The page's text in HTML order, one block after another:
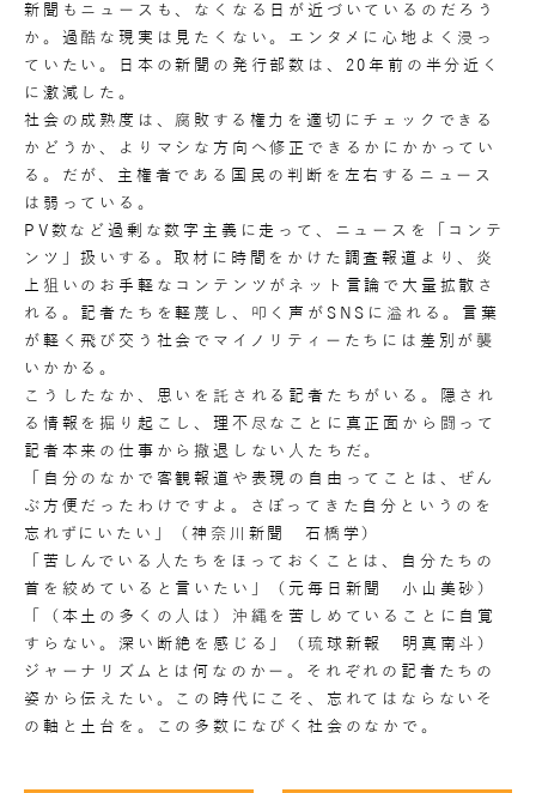
新聞もニュースも、なくなる日が近づいているのだろう
か。過酷な現実は見たくない。エンタメに心地よく浸っ
ていたい。日本の新聞の発行部数は、20年前の半分近く
に激減した。
社会の成熟度は、腐敗する権力を適切にチェックできる
かどうか、よりマシな方向へ修正できるかにかかってい
る。だが、主権者である国民の判断を左右するニュース
は弱っている。
PV数など過剰な数字主義に走って、ニュースを「コンテ
ンツ」扱いする。取材に時間をかけた調査報道より、炎
上狙いのお手軽なコンテンツがネット言論で大量拡散さ
れる。記者たちを軽蔑し、叩く声がSNSに溢れる。言葉
が軽く飛び交う社会でマイノリティーたちには差別が襲
いかかる。
こうしたなか、思いを託される記者たちがいる。隠され
る情報を掘り起こし、理不尽なことに真正面から闘って
記者本来の仕事から撤退しない人たちだ。
「自分のなかで客観報道や表現の自由ってことは、ぜん
ぶ方便だったわけですよ。さぼってきた自分というのを
忘れずにいたい」（神奈川新聞 石橋学）
「苦しんでいる人たちをほっておくことは、自分たちの
首を絞めていると言いたい」（元毎日新聞 小山美砂）
「（本土の多くの人は）沖縄を苦しめていることに自覚
すらない。深い断絶を感じる」（琉球新報 明真南斗）
ジャーナリズムとは何なのかー。それぞれの記者たちの
姿から伝えたい。この時代にこそ、忘れてはならないそ
の軸と土台を。この多数になびく社会のなかで。